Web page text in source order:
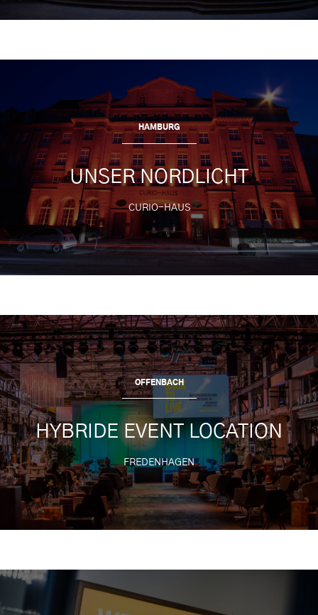
HAMBURG
UNSER NORDLICHT
CURIO-HAUS
OFFENBACH
HYBRIDE EVENT LOCATION
FREDENHAGEN